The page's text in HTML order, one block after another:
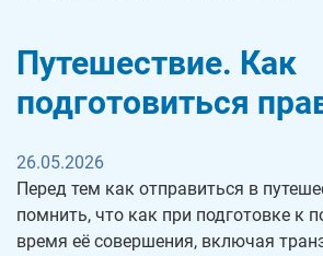
Путешествие. Как
подготовиться
26.05.2026
Перед тем как отправиться в
помнить, что как при подготовке к
время её совершения, включая